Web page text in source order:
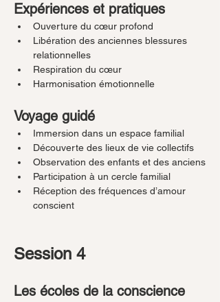
Expériences et pratiques
Ouverture du cœur profond
Libération des anciennes blessures
relationnelles
Respiration du cœur
Harmonisation émotionnelle
Voyage guidé
Immersion dans un espace familial
Découverte des lieux de vie collectifs
Observation des enfants et des anciens
Participation à un cercle familial
Réception des fréquences d’amour
conscient
Session 4
Les écoles de la conscience